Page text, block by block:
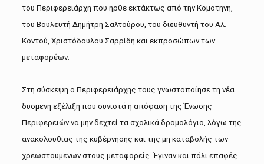
του Περιφερειάρχη που ήρθε εκτάκτως από την Κομοτηνή,
του Βουλευτή Δημήτρη Σαλτούρου, του διευθυντή του Αλ.
Κοντού, Χριστόδουλου Σαρρίδη και εκπροσώπων των
μεταφορέων.
Στη σύσκεψη ο Περιφερειάρχης τους γνωστοποίησε τη νέα
δυσμενή εξέλιξη που συνιστά η απόφαση της Ένωσης
Περιφερειών να μην δεχτεί τα σχολικά δρομολόγιο, λόγω της
ανακολουθίας της κυβέρνησης και της μη καταβολής των
χρεωστούμενων στους μεταφορείς. Έγιναν και πάλι επαφές